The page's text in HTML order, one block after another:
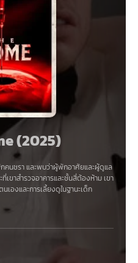
(2025)
นชรา และพบว่าผู้พักอาศัยและผู้ดูแล
ขาสำรวจอาคารและชั้นสี่ต้องห้าม เขา
องและการเลี้ยงดูในฐานะเด็ก